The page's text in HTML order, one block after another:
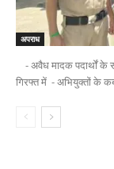
अपराध
- अवैध मादक पदार्थों
गिरफ्त में - अभियुक्तों के